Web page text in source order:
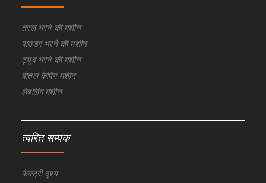
तरल भरने की मशीन
पाउडर भरने की मशीन
ट्यूब भरने की मशीन
बोतल कैपिंग मशीन
लेबलिंग मशीन
त्वरित सम्पक
फैक्ट्री दृश्य